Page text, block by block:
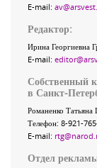
E-mail:
Редактор:
Ирина Георгиевна
E-mail:
Собственный
в Санкт-
Романенко Татьяна
Телефон: 8-921-
E-mail:
Отдел